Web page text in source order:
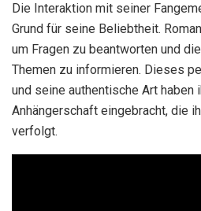
Die Interaktion mit seiner
Grund für seine Beliebtheit.
um Fragen zu beantworten und
Themen zu informieren. Dieses
und seine authentische Art haben
Anhängerschaft eingebracht, die
verfolgt.